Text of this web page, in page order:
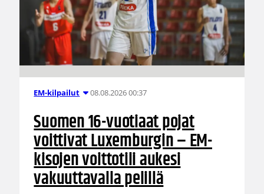
EM-kilpailut 08.08.2026 00:37
Suomen 16-vuotiaat pojat
voittivat Luxemburgin – EM-
kisojen voittotili aukesi
vakuuttavalla pelillä